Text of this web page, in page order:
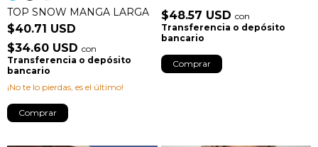
TOP SNOW MANGA LARGA
$40.71 USD
$34.60 USD con
Transferencia o depósito
bancario
¡No te lo pierdas, es el último!
Comprar
$48.57 USD con
Transferencia o depósito
bancario
Comprar